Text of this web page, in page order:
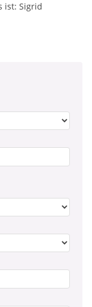
ist: Sigrid